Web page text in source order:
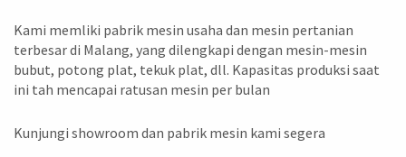
Kami memliki pabrik mesin usaha dan mesin pertanian
terbesar di Malang, yang dilengkapi dengan mesin-mesin
bubut, potong plat, tekuk plat, dll. Kapasitas produksi saat
ini tah mencapai ratusan mesin per bulan
Kunjungi showroom dan pabrik mesin kami segera